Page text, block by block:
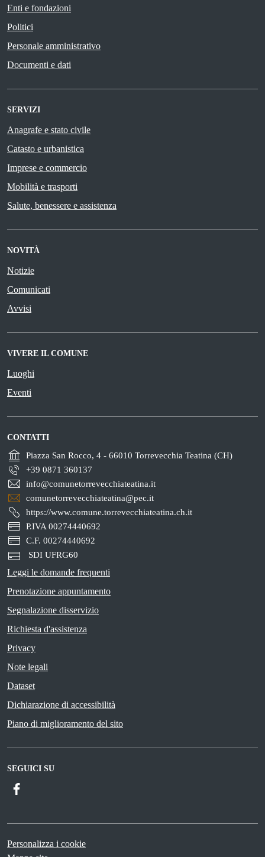
Enti e fondazioni
Politici
Personale amministrativo
Documenti e dati
SERVIZI
Anagrafe e stato civile
Catasto e urbanistica
Imprese e commercio
Mobilità e trasporti
Salute, benessere e assistenza
NOVITÀ
Notizie
Comunicati
Avvisi
VIVERE IL COMUNE
Luoghi
Eventi
CONTATTI
Piazza San Rocco, 4 - 66010 Torrevecchia Teatina (CH)
+39 0871 360137
info@comunetorrevecchiateatina.it
comunetorrevecchiateatina@pec.it
https://www.comune.torrevecchiateatina.ch.it
P.IVA 00274440692
C.F. 00274440692
SDI UFRG60
Leggi le domande frequenti
Prenotazione appuntamento
Segnalazione disservizio
Richiesta d'assistenza
Privacy
Note legali
Dataset
Dichiarazione di accessibilità
Piano di miglioramento del sito
SEGUICI SU
Personalizza i cookie